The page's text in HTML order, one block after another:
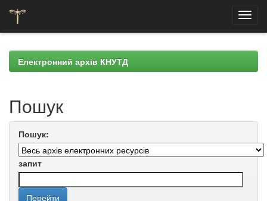
navigationЕлектронний архів КНУТД
Пошук
Пошук:
запит